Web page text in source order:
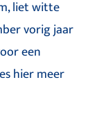
liet witte
vorig jaar
een
hier meer